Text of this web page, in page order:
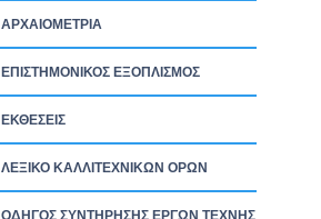
ΑΡΧΑΙΟΜΕΤΡΙΑ
ΕΠΙΣΤΗΜΟΝΙΚΟΣ ΕΞΟΠΛΙΣΜΟΣ
ΕΚΘΕΣΕΙΣ
ΛΕΞΙΚΟ ΚΑΛΛΙΤΕΧΝΙΚΩΝ ΟΡΩΝ
ΟΔΗΓΟΣ ΣΥΝΤΗΡΗΣΗΣ ΕΡΓΩΝ ΤΕΧΝΗΣ